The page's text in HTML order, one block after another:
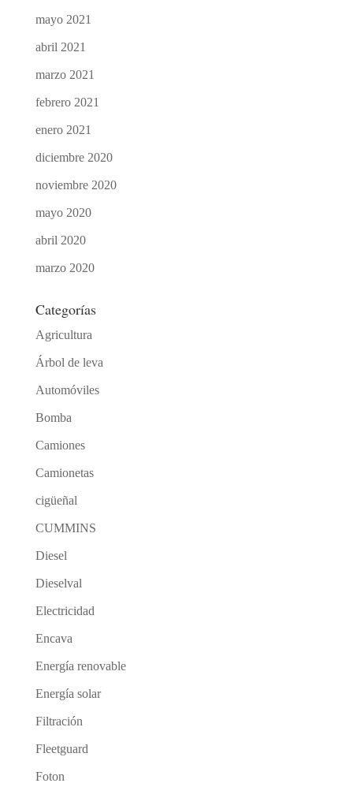
mayo 2021
abril 2021
marzo 2021
febrero 2021
enero 2021
diciembre 2020
noviembre 2020
mayo 2020
abril 2020
marzo 2020
Categorías
Agricultura
Árbol de leva
Automóviles
Bomba
Camiones
Camionetas
cigüeñal
CUMMINS
Diesel
Dieselval
Electricidad
Encava
Energía renovable
Energía solar
Filtración
Fleetguard
Foton